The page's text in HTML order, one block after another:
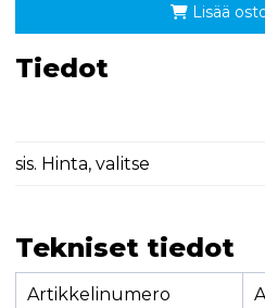
Lisää
Tiedot
sis. Hinta, valitse
Tekniset tiedot
Artikkelinumero